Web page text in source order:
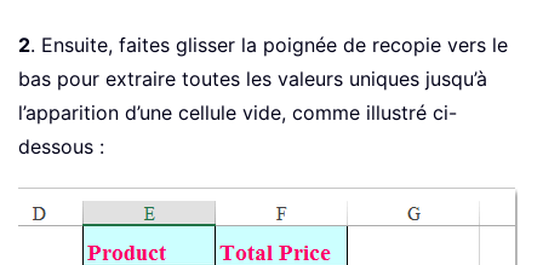
2. Ensuite, faites glisser la poignée de recopie vers le
bas pour extraire toutes les valeurs uniques jusqu’à
l’apparition d’une cellule vide, comme illustré ci-
dessous :